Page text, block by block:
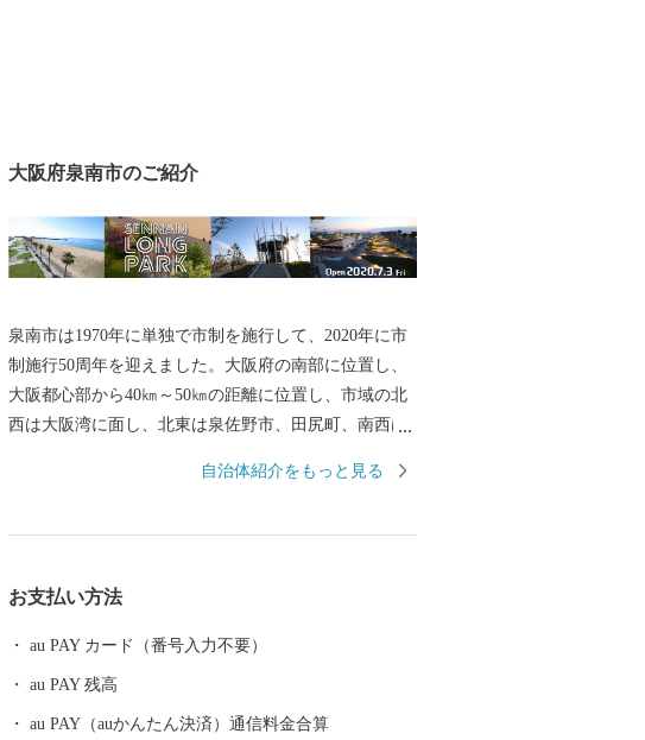
大阪府泉南市のご紹介
泉南市は1970年に単独で市制を施行して、2020年に市
制施行50周年を迎えました。大阪府の南部に位置し、
大阪都心部から40㎞～50㎞の距離に位置し、市域の北
西は大阪湾に面し、北東は泉佐野市、田尻町、南西は
しています。市域は南北約11㎞、東西約8㎞の広がりを
る和泉山脈があり、丘陵部から平野部にかけては、古
芋、花き等、泉州特産の農作物が栽培されています。
関西国際空港の対岸のりんくうタウンでは、様々な製
自治体紹介をもっと見る
お支払い方法
au PAY カード（番号入力不要）
au PAY 残高
au PAY（auかんたん決済）通信料金合算